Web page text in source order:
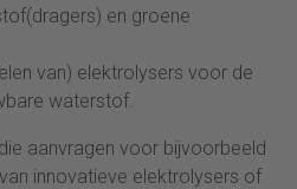
en groene
van) elektrolysers voor de
waterstof.
aanvragen voor bijvoorbeeld
innovatieve elektrolysers of